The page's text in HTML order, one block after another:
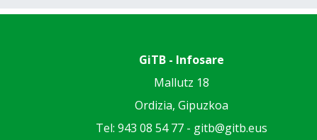
GiTB - Infosare
Mallutz 18
Ordizia, Gipuzkoa
Tel: 943 08 54 77 - gitb@gitb.eus